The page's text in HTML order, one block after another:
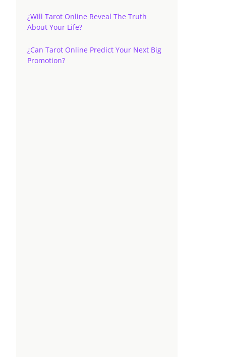
¿Will Tarot Online Reveal The Truth
About Your Life?
¿Can Tarot Online Predict Your Next Big
Promotion?